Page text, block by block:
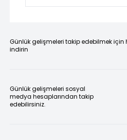
Günlük gelişmeleri takip edebilmek için
indirin
Günlük gelişmeleri sosyal
medya hesaplarından takip
edebilirsiniz.